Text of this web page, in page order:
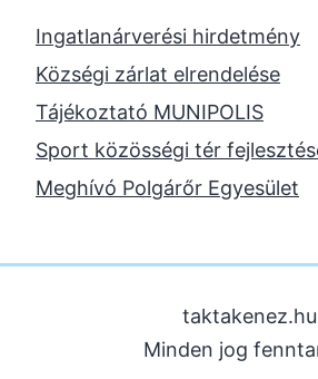
2023. november
2023. október
2023. szeptember
2023. június
2023. február
2022. november
2022. május
Ingatlanárverési hirdetmény
Községi zárlat elrendelése
Tájékoztató MUNIPOLIS
Sport közösségi tér
Meghívó Polgárőr Egyesület
taktakenez.hu
Minden jog